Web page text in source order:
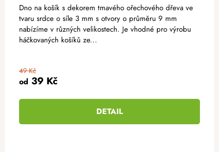
od 39 Kč
49 Kč
DETAIL
Dno na košík s dekorem tmavého ořechového dřeva ve
tvaru srdce o síle 3 mm s otvory o průměru 9 mm
nabízíme v různých velikostech. Je vhodné pro výrobu
háčkovaných košíků ze...